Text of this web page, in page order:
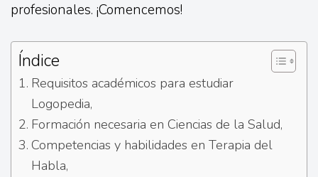
profesionales. ¡Comencemos!
Índice
Requisitos académicos para estudiar
Logopedia,
Formación necesaria en Ciencias de la Salud,
Competencias y habilidades en Terapia del
Habla,